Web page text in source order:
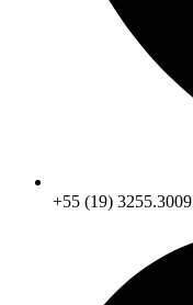
+55 (19) 3255.3009